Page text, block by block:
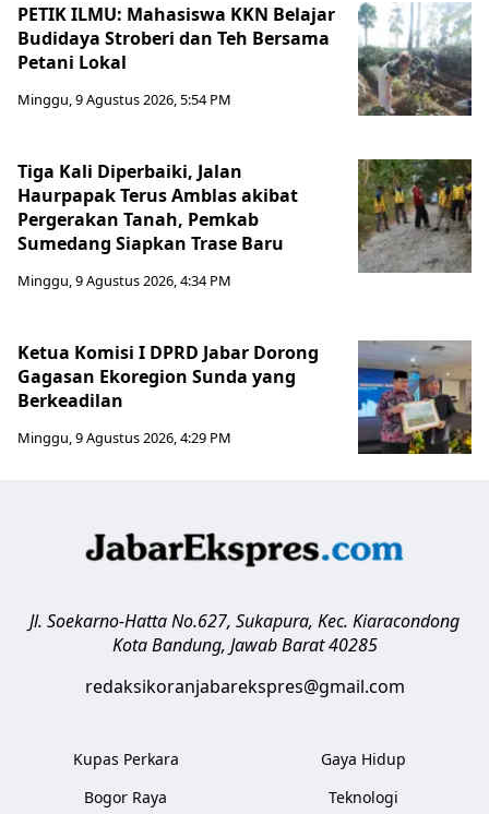
PETIK ILMU: Mahasiswa KKN Belajar
Budidaya Stroberi dan Teh Bersama
Petani Lokal
Minggu, 9 Agustus 2026, 5:54 PM
Tiga Kali Diperbaiki, Jalan
Haurpapak Terus Amblas akibat
Pergerakan Tanah, Pemkab
Sumedang Siapkan Trase Baru
Minggu, 9 Agustus 2026, 4:34 PM
Ketua Komisi I DPRD Jabar Dorong
Gagasan Ekoregion Sunda yang
Berkeadilan
Minggu, 9 Agustus 2026, 4:29 PM
Jl. Soekarno-Hatta No.627, Sukapura, Kec. Kiaracondong
Kota Bandung, Jawab Barat 40285
redaksikoranjabarekspres@gmail.com
Kupas Perkara
Bogor Raya
Gaya Hidup
Teknologi